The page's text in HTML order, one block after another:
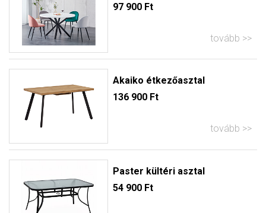
97 900 Ft
tovább
Akaiko étkezőasztal
136 900 Ft
tovább
Paster kültéri asztal
54 900 Ft